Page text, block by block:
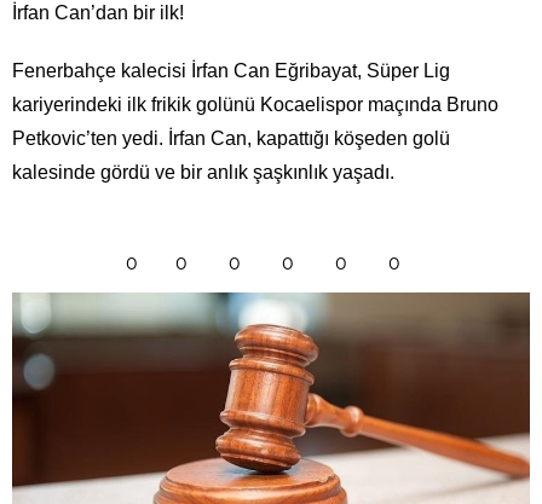
İrfan Can’dan bir ilk!
Fenerbahçe kalecisi İrfan Can Eğribayat, Süper Lig
kariyerindeki ilk frikik golünü Kocaelispor maçında Bruno
Petkovic’ten yedi. İrfan Can, kapattığı köşeden golü
kalesinde gördü ve bir anlık şaşkınlık yaşadı.
0 0 0 0 0 0